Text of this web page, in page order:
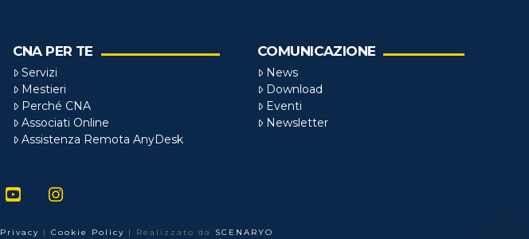
CNA PER TE
Servizi
Mestieri
Perché CNA
Associati Online
Assistenza Remota AnyDesk
COMUNICAZIONE
News
Download
Eventi
Newsletter
Privacy | Cookie Policy | Realizzato da SCENARYO